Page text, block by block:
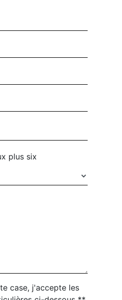
plus six
case, j'accepte les